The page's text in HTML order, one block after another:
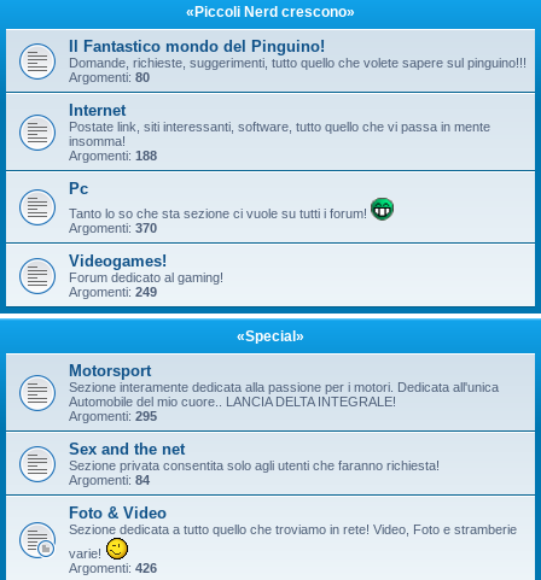
«Piccoli Nerd crescono»
Il Fantastico mondo del Pinguino!
Domande, richieste, suggerimenti, tutto quello che volete sapere sul pinguino!!!
Argomenti: 80
Internet
Postate link, siti interessanti, software, tutto quello che vi passa in mente
insomma!
Argomenti: 188
Pc
Tanto lo so che sta sezione ci vuole su tutti i forum!
Argomenti: 370
Videogames!
Forum dedicato al gaming!
Argomenti: 249
«Special»
Motorsport
Sezione interamente dedicata alla passione per i motori. Dedicata all'unica
Automobile del mio cuore.. LANCIA DELTA INTEGRALE!
Argomenti: 295
Sex and the net
Sezione privata consentita solo agli utenti che faranno richiesta!
Argomenti: 84
Foto & Video
Sezione dedicata a tutto quello che troviamo in rete! Video, Foto e stramberie
varie!
Argomenti: 426